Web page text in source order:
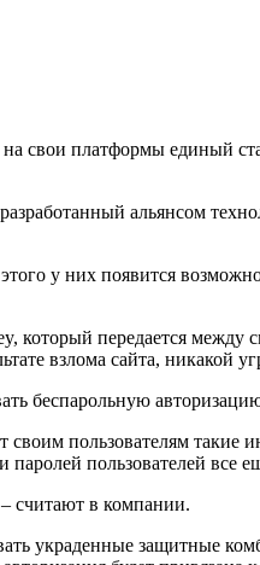
свои платформы единый
альянсом
у них появится
который передается
взлома сайта, никакой
пользователям такие
пользователей все
считают в компании.
украденные защитные